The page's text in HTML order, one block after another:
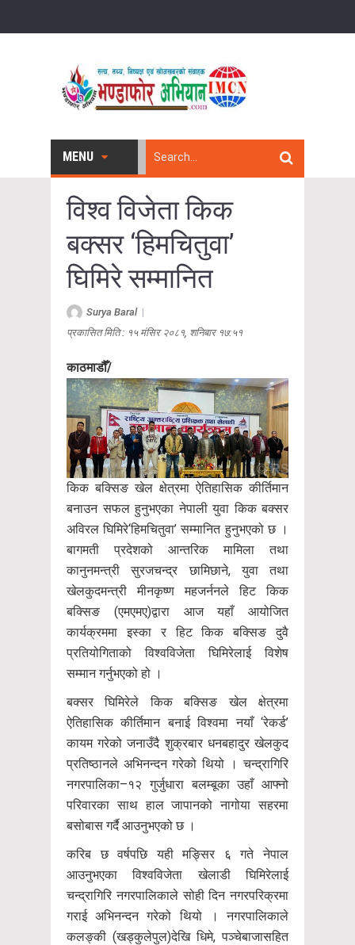
MENU
विश्व विजेता किक
बक्सर ‘हिमचितुवा’
घिमिरे सम्मानित
Surya Baral|
प्रकासित मिति : १५ मंसिर २०८१, शनिबार १७:५१
काठमाडौँ/
किक बक्सिङ खेल क्षेत्रमा ऐतिहासिक कीर्तिमान
बनाउन सफल हुनुभएका नेपाली युवा किक बक्सर
अविरल घिमिरे‘हिमचितुवा’ सम्मानित हुनुभएको छ ।
बागमती प्रदेशको आन्तरिक मामिला तथा
कानुनमन्त्री सुरजचन्द्र छामिछाने, युवा तथा
खेलकुदमन्त्री मीनकृष्ण महजर्ननले हिट किक
बक्सिङ (एमएमए)द्वारा आज यहाँ आयोजित
कार्यक्रममा इस्का र हिट किक बक्सिङ दुवै
प्रतियोगिताको विश्वविजेता घिमिरेलाई विशेष
सम्मान गर्नुभएको हो ।
बक्सर घिमिरेले किक बक्सिङ खेल क्षेत्रमा
ऐतिहासिक कीर्तिमान बनाई विश्वमा नयाँ ‘रेकर्ड’
कायम गरेको जनाउँदै शुक्रबार धनबहादुर खेलकुद
प्रतिष्ठानले अभिनन्दन गरेको थियो । चन्द्रागिरि
नगरपालिका–१२ गुर्जुधारा बलम्बूका उहाँ आफ्नो
परिवारका साथ हाल जापानको नागोया सहरमा
बसोबास गर्दै आउनुभएको छ ।
करिब छ वर्षपछि यही मङ्सिर ६ गते नेपाल
आउनुभएका विश्वविजेता खेलाडी घिमिरेलाई
चन्द्रागिरि नगरपालिकाले सोही दिन नगरपरिक्रमा
गराई अभिनन्दन गरेको थियो । नगरपालिकाले
कलङ्की (खड्कुलेपुल)देखि धिमे, पञ्चेबाजासहित